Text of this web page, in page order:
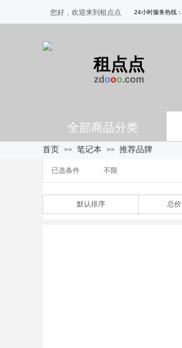
您好，欢迎来到租点点 24小时服务热线 ：
租点点
zdooo.com
全部商品分类
首页 >> 笔记本 >> 推荐品牌
已选条件 不限
默认排序 总价